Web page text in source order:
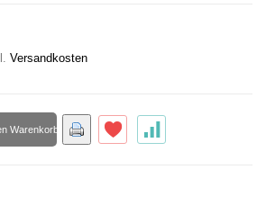
Versandkosten
Warenkorb